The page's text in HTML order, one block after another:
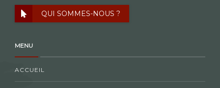
QUI SOMMES-NOUS ?
MENU
ACCUEIL